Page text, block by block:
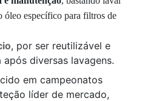
óleo específico para filtros de
, por ser reutilizável e
diversas lavagens.
em campeonatos
líder de mercado,